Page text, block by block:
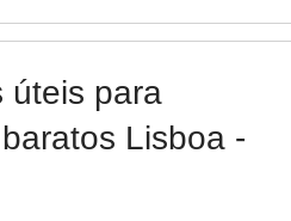
úteis para
Lisboa -